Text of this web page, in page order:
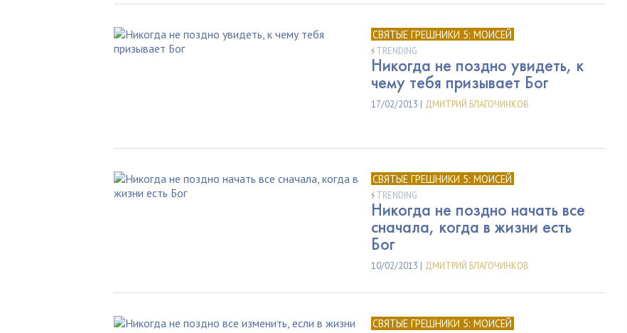
СВЯТЫЕ ГРЕШНИКИ 5: МОИСЕЙ
TRENDING
Никогда не поздно увидеть, к
чему тебя призывает Бог
17/02/2013 | ДМИТРИЙ БЛАГОЧИНКОВ
СВЯТЫЕ ГРЕШНИКИ 5: МОИСЕЙ
TRENDING
Никогда не поздно начать все
сначала, когда в жизни есть
Бог
10/02/2013 | ДМИТРИЙ БЛАГОЧИНКОВ
СВЯТЫЕ ГРЕШНИКИ 5: МОИСЕЙ